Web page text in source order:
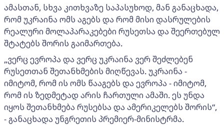
ამასთან, სხვა კითხვაზე საპასუხოდ, მან განაცხადა,
რომ უკრაინა ომს აგებს და რომ მისი დასრულების
რეალური მოლაპარაკებები რუსეთსა და შეერთებულ
შტატებს შორის გაიმართება.
„ვერც ევროპა და ვერც უკრაინა ვერ შეძლებენ
რუსეთთან შეთანხმების მიღწევას. უკრაინა -
იმიტომ, რომ ის ომს წააგებს და ევროპა - იმიტომ,
რომ ის ზედმეტად არის ჩართული ამაში. ეს უნდა
იყოს შეთანხმება რუსებსა და ამერიკელებს შორის“,
- განაცხადა უნგრეთის პრემიერ-მინისტრმა.